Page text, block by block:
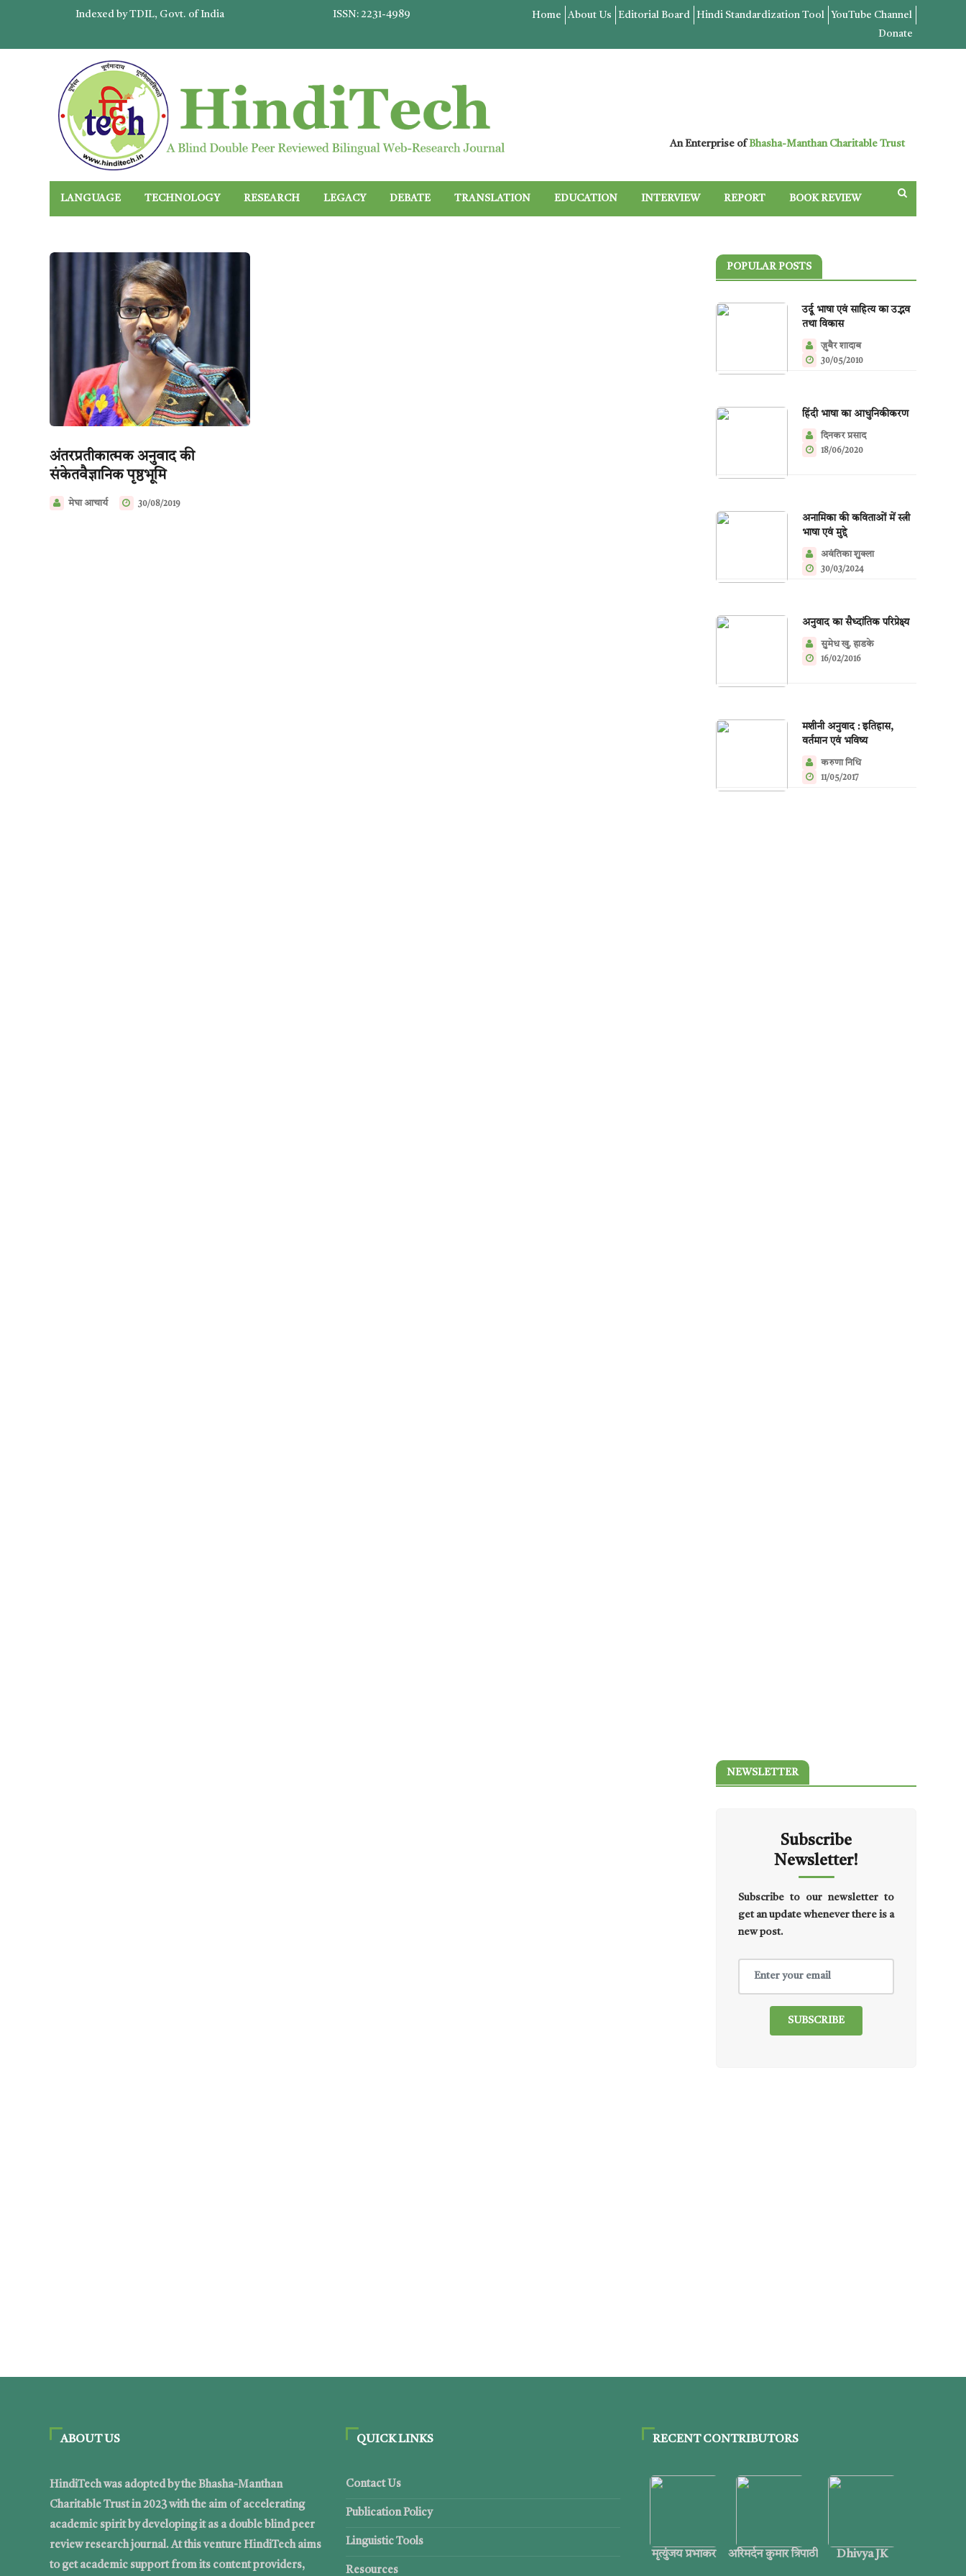
Indexed by TDIL, Govt. of India ISSN: 2231-4989 Home About Us Editorial Board Hindi Standardization Tool
YouTube Channel
Donate
An Enterprise ofBhasha-Manthan Charitable Trust
LANGUAGE TECHNOLOGY RESEARCH LEGACY DEBATE TRANSLATION EDUCATION INTERVIEW REPORT BOOK REVIEW
अंतरप्रतीकात्मक अनुवाद की
संकेतवैज्ञानिक पृष्ठभूमि
मेघा आचार्य 30/08/2019
POPULAR POSTS
उर्दू भाषा एवं साहित्य का उद्भव
तथा विकास
ज़ुबैर शादाब
30/05/2010
हिंदी भाषा का आधुनिकीकरण
दिनकर प्रसाद
18/06/2020
अनामिका की कविताओं में स्त्री
भाषा एवं मुद्दे
अवंतिका शुक्ला
30/03/2024
अनुवाद का सैध्दांतिक परिप्रेक्ष्य
सुमेध खु. हाडके
16/02/2016
मशीनी अनुवाद : इतिहास,
वर्तमान एवं भविष्य
करुणा निधि
11/05/2017
NEWSLETTER
Subscribe
Newsletter!
Subscribe to our newsletter to
get an update whenever there is a
new post.
ABOUT US
HindiTech was adopted by the Bhasha-Manthan
Charitable Trust in 2023 with the aim of accelerating
academic spirit by developing it as a double blind peer
review research journal. At this venture HindiTech aims
to get academic support from its content providers,
QUICK LINKS
Contact Us
Publication Policy
Linguistic Tools
Resources
RECENT CONTRIBUTORS
मृत्युंजय प्रभाकर अरिमर्दन कुमार त्रिपाठी Dhivya JK